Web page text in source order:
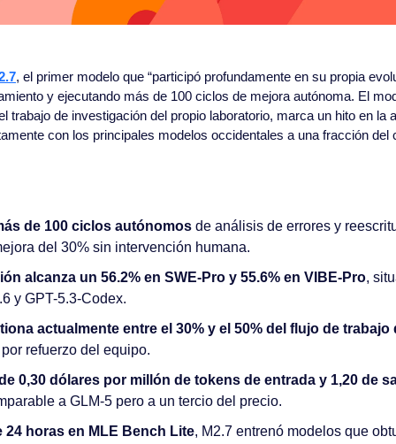
, el primer modelo que “participó profundamente en su propia
y ejecutando más de 100 ciclos de mejora autónoma. El
trabajo de investigación del propio laboratorio, marca un hito en la
con los principales modelos occidentales a una fracción del
de 100 ciclos autónomos de análisis de errores y
del 30% sin intervención humana.
alcanza un 56.2% en SWE-Pro y 55.6% en VIBE-Pro,
y GPT-5.3-Codex.
actualmente entre el 30% y el 50% del flujo de
refuerzo del equipo.
0,30 dólares por millón de tokens de entrada y 1,20 de
a GLM-5 pero a un tercio del precio.
24 horas en MLE Bench Lite, M2.7 entrenó modelos que